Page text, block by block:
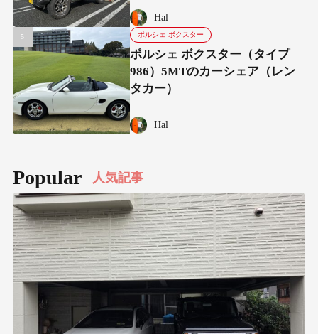
Hal
ポルシェ ボクスター
ポルシェ ボクスター（タイプ
986）5MTのカーシェア（レン
タカー）
Hal
Popular 人気記事